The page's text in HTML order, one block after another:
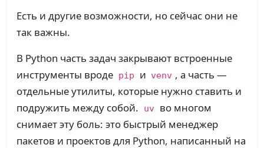
Есть и другие возможности, но сейчас они не
так важны.
В Python часть задач закрывают встроенные
инструменты вроде pip и venv , а часть —
отдельные утилиты, которые нужно ставить и
подружить между собой.
uv
во многом
снимает эту боль: это быстрый менеджер
пакетов и проектов для Python, написанный на